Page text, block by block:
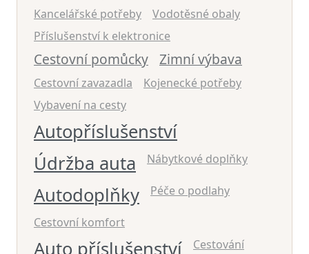
Kancelářské potřeby
Vodotěsné obaly
Příslušenství k elektronice
Cestovní pomůcky Zimní výbava
Cestovní zavazadla
Kojenecké potřeby
Vybavení na cesty
Autopříslušenství
Údržba auta
Nábytkové doplňky
Autodoplňky Péče o podlahy
Cestovní komfort
Auto příslušenství Cestování